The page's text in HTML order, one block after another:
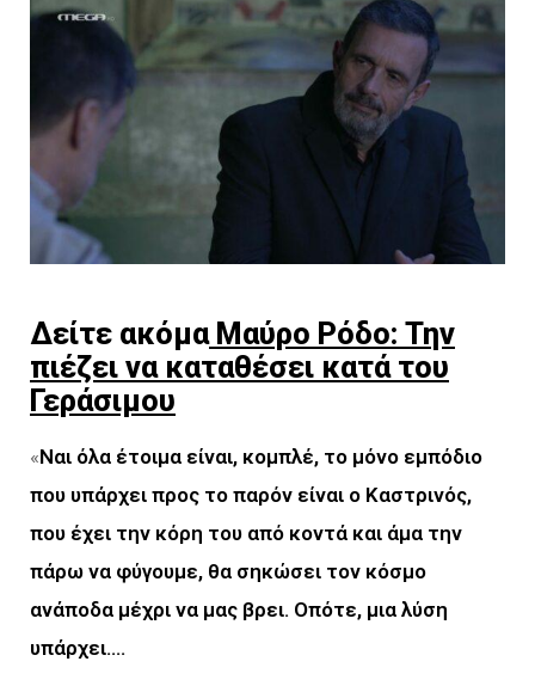
Δείτε ακόμαΜαύρο Ρόδο: Την
πιέζει να καταθέσει κατά του
Γεράσιμου
«Ναι όλα έτοιμα είναι, κομπλέ, το μόνο εμπόδιο
που υπάρχει προς το παρόν είναι ο Καστρινός,
που έχει την κόρη του από κοντά και άμα την
πάρω να φύγουμε, θα σηκώσει τον κόσμο
ανάποδα μέχρι να μας βρει. Οπότε, μια λύση
υπάρχει….